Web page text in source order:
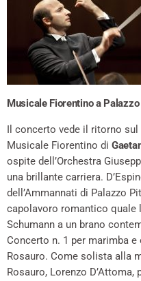
Musicale Fiorentino a
Il concerto vede il ritorno sul
Musicale Fiorentino di
ospite dell’Orchestra
una brillante carriera.
dell’Ammannati di Palazzo
capolavoro romantico quale
Schumann a un brano
Concerto n. 1 per marimba e
Rosauro. Come solista alla
Rosauro, Lorenzo D’Attoma,